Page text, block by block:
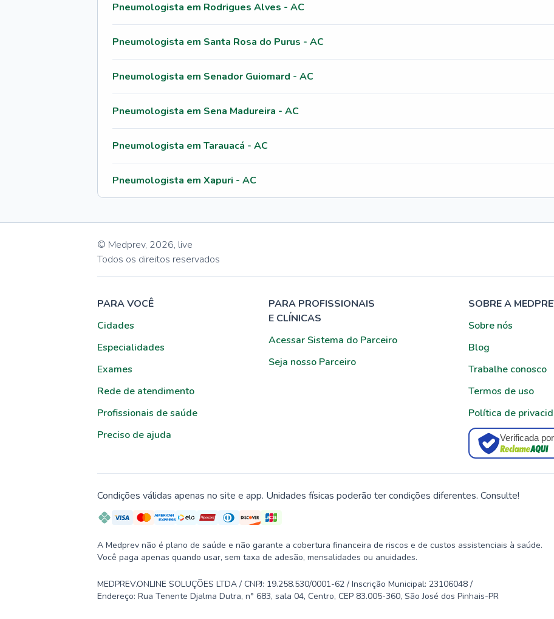
Pneumologista em Rodrigues Alves - AC
Pneumologista em Santa Rosa do Purus - AC
Pneumologista em Senador Guiomard - AC
Pneumologista em Sena Madureira - AC
Pneumologista em Tarauacá - AC
Pneumologista em Xapuri - AC
© Medprev, 2026, live
Todos os direitos reservados
PARA VOCÊ
Cidades
Especialidades
Exames
Rede de atendimento
Profissionais de saúde
Preciso de ajuda
PARA PROFISSIONAIS
E CLÍNICAS
Acessar Sistema do Parceiro
Seja nosso Parceiro
SOBRE A
Sobre nós
Blog
Trabalhe conosco
Termos de uso
Política de
Verificada por
Condições válidas apenas no site e app. Unidades físicas poderão ter condições diferentes. Consulte!
A Medprev não é plano de saúde e não garante a cobertura financeira de riscos e de custos assistenciais à saúde.
Você paga apenas quando usar, sem taxa de adesão, mensalidades ou anuidades.
MEDPREV.ONLINE SOLUÇÕES LTDA / CNPJ: 19.258.530/0001-62 / Inscrição Municipal: 23106048 /
Endereço: Rua Tenente Djalma Dutra, n° 683, sala 04, Centro, CEP 83.005-360, São José dos Pinhais-PR